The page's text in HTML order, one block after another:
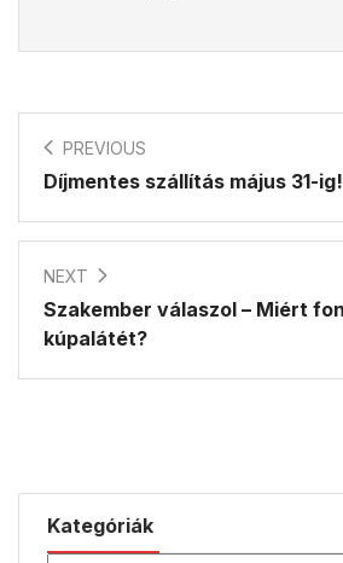
Kategóriák
PREVIOUS
Díjmentes szállítás május 31-ig!
NEXT
Szakember válaszol – Miért
kúpalátét?